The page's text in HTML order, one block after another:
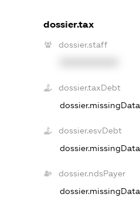
dossier.tax
dossier.staff
dossier.taxDebt
dossier.missingData
dossier.esvDebt
dossier.missingData
dossier.ndsPayer
dossier.missingData